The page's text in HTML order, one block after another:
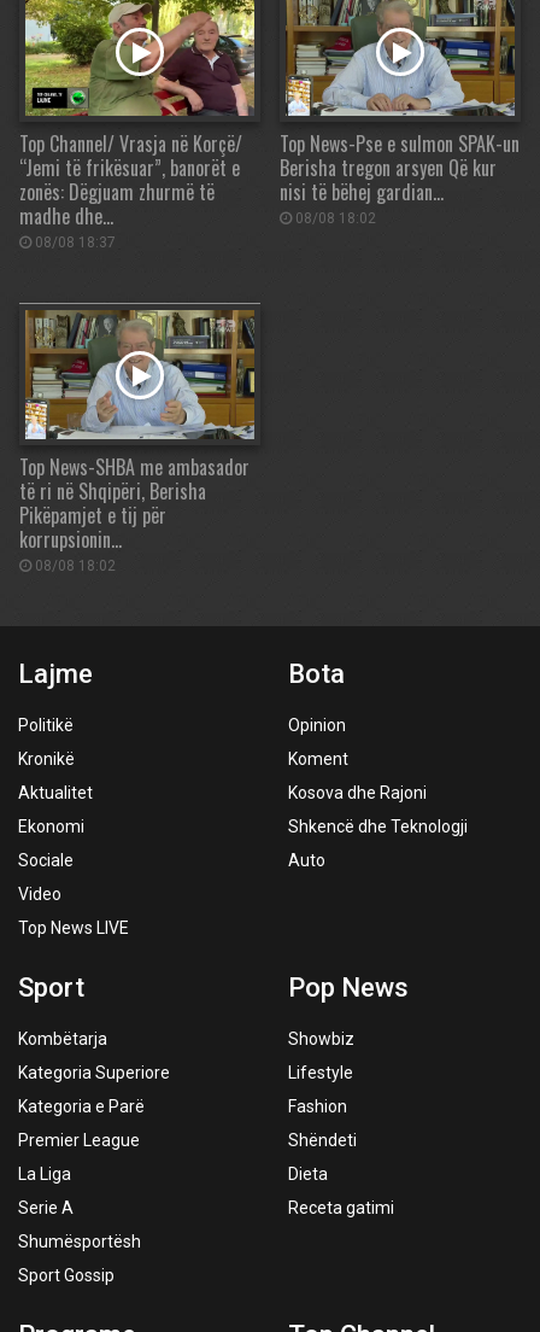
Top Channel/ Vrasja në Korçë/
“Jemi të frikësuar”, banorët e
zonës: Dëgjuam zhurmë të
madhe dhe…
08/08 18:37
Top News-Pse e sulmon SPAK-un
Berisha tregon arsyen Që kur
nisi të bëhej gardian…
08/08 18:02
Top News-SHBA me ambasador
të ri në Shqipëri, Berisha
Pikëpamjet e tij për
korrupsionin…
08/08 18:02
Lajme
Politikë
Kronikë
Aktualitet
Ekonomi
Sociale
Video
Top News LIVE
Bota
Opinion
Koment
Kosova dhe Rajoni
Shkencë dhe Teknologji
Auto
Sport
Kombëtarja
Kategoria Superiore
Kategoria e Parë
Premier League
La Liga
Serie A
Shumësportësh
Sport Gossip
Pop News
Showbiz
Lifestyle
Fashion
Shëndeti
Dieta
Receta gatimi